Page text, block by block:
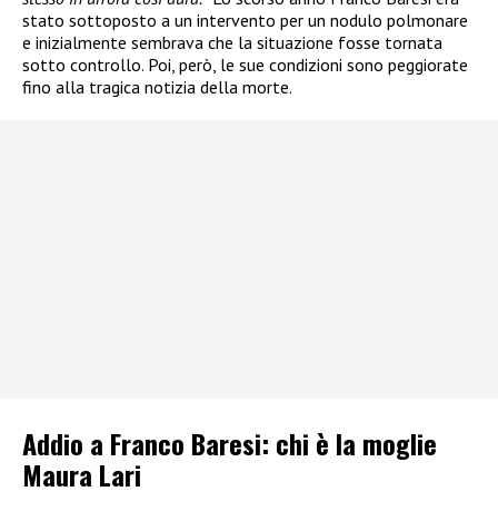
stato sottoposto a un intervento per un nodulo polmonare
e inizialmente sembrava che la situazione fosse tornata
sotto controllo. Poi, però, le sue condizioni sono peggiorate
fino alla tragica notizia della morte.
Addio a Franco Baresi: chi è la moglie
Maura Lari